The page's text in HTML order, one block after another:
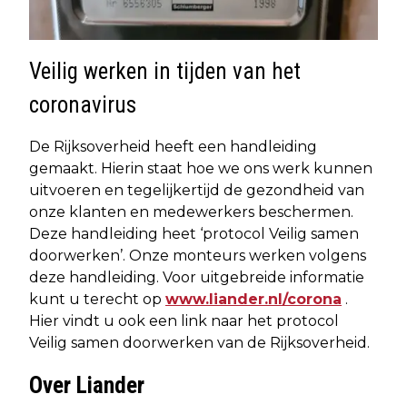
Veilig werken in tijden van het
coronavirus
De Rijksoverheid heeft een handleiding
gemaakt. Hierin staat hoe we ons werk kunnen
uitvoeren en tegelijkertijd de gezondheid van
onze klanten en medewerkers beschermen.
Deze handleiding heet ‘protocol Veilig samen
doorwerken’. Onze monteurs werken volgens
deze handleiding. Voor uitgebreide informatie
kunt u terecht op www.liander.nl/corona .
Hier vindt u ook een link naar het protocol
Veilig samen doorwerken van de Rijksoverheid.
Over Liander